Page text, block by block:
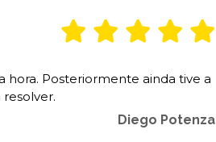
hora. Posteriormente ainda tive a
Diego Potenza